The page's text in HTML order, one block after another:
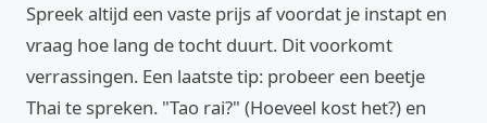
Spreek altijd een vaste prijs af voordat je instapt en
vraag hoe lang de tocht duurt. Dit voorkomt
verrassingen. Een laatste tip: probeer een beetje
Thai te spreken. "Tao rai?" (Hoeveel kost het?) en